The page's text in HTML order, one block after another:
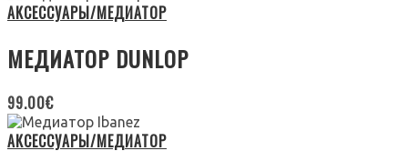
АКСЕССУАРЫ/МЕДИАТОР
МЕДИАТОР DUNLOP
99.00€
АКСЕССУАРЫ/МЕДИАТОР